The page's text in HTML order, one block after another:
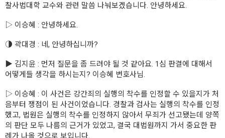
찰사법대학 교수와 관련 말씀 나눠보겠습니다. 안녕하세요.
▷ 이승혜 : 안녕하세요.
◑ 곽대경 : 네, 안녕하십니까?
▶ 김지윤 : 먼저 질문을 좀 드려야 될 것 같아요. 1심 판결에 대해서
어떻게들 생각을 하시는지? 이승혜 변호사님.
▷ 이승혜 : 이 사건은 강간죄의 실행의 착수를 인정할 수 있을지가 처
음부터 쟁점이 된 사건이었습니다. 경찰과 검사는 실행의 착수를 인정
했고, 법원은 실행의 착수를 인정하지 않아서 무죄가 선고됐는데 양쪽
의 판단 모두 나름의 근거가 있었고, 결국 대법원까지 가서 중요한 판
례가 나올 것으로 보입니다.